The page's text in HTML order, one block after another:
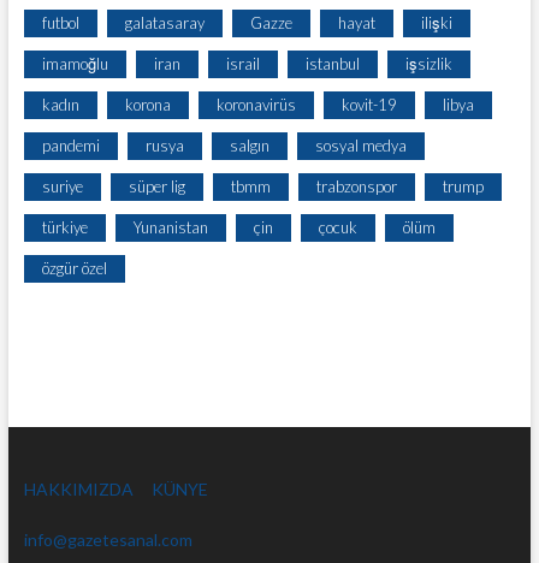
futbol galatasaray Gazze hayat ilişki
imamoğlu iran israil istanbul işsizlik
kadın korona koronavirüs kovit-19 libya
pandemi rusya salgın sosyal medya
suriye süper lig tbmm trabzonspor trump
türkiye Yunanistan çin çocuk ölüm
özgür özel
HAKKIMIZDA KÜNYE
info@gazetesanal.com